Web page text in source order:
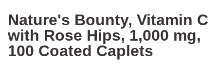
Nature's Bounty, Vitamin C
with Rose Hips, 1,000 mg,
100 Coated Caplets